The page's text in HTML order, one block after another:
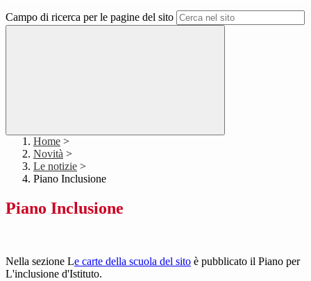
Campo di ricerca per le pagine del sito
Home >
Novità >
Le notizie >
Piano Inclusione
Piano Inclusione
Nella sezione Le carte della scuola del sito è pubblicato il Piano per
L'inclusione d'Istituto.